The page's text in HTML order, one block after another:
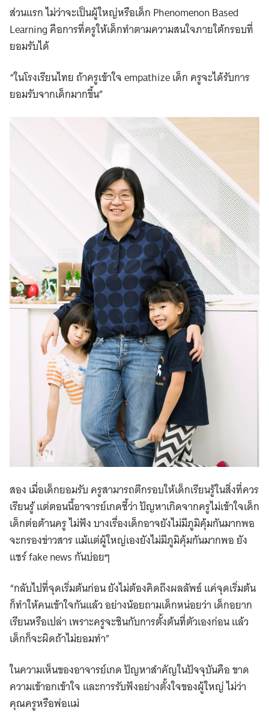
Search
ส่วนแรก ไม่ว่าจะเป็นผู้ใหญ่หรือเด็ก Phenomenon Based
Learning คือการที่ครูให้เด็กทำตามความสนใจภายใต้กรอบที่
ยอมรับได้
“ในโรงเรียนไทย ถ้าครูเข้าใจ empathize เด็ก ครูจะได้รับการ
ยอมรับจากเด็กมากขึ้น”
สอง เมื่อเด็กยอมรับ ครูสามารถตีกรอบให้เด็กเรียนรู้ในสิ่งที่ควร
เรียนรู้ แต่ตอนนี้อาจารย์เกดชี้ว่า ปัญหาเกิดจากครูไม่เข้าใจเด็ก
เด็กต่อต้านครู ไม่ฟัง บางเรื่องเด็กอาจยังไม่มีภูมิคุ้มกันมากพอ
จะกรองข่าวสาร แม้แต่ผู้ใหญ่เองยังไม่มีภูมิคุ้มกันมากพอ ยัง
แชร์ fake news กันบ่อยๆ
“กลับไปที่จุดเริ่มต้นก่อน ยังไม่ต้องคิดถึงผลลัพธ์ แค่จุดเริ่มต้น
ก็ทำให้คนเข้าใจกันแล้ว อย่างน้อยถามเด็กหน่อยว่า เด็กอยาก
เรียนหรือเปล่า เพราะครูจะชินกับการตั้งต้นที่ตัวเองก่อน แล้ว
เด็กก็จะผิดถ้าไม่ยอมทำ”
ในความเห็นของอาจารย์เกด ปัญหาสำคัญในปัจจุบันคือ ขาด
ความเข้าอกเข้าใจ และการรับฟังอย่างตั้งใจของผู้ใหญ่ ไม่ว่า
คุณครูหรือพ่อแม่